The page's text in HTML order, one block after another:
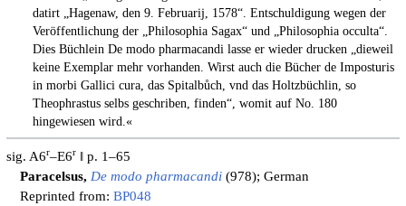
datirt „Hagenaw, den 9. Februarij, 1578“. Entschuldigung wegen der
Veröffentlichung der „Philosophia Sagax“ und „Philosophia occulta“.
Dies Büchlein De modo pharmacandi lasse er wieder drucken „dieweil
keine Exemplar mehr vorhanden. Wirst auch die Bücher de Imposturis
in morbi Gallici cura, das Spitalbůch, vnd das Holtzbüchlin, so
Theophrastus selbs geschriben, finden“, womit auf No. 180
hingewiesen wird.«
sig. A6r–E6r‖ p. 1–65
Paracelsus, De modo pharmacandi (978); German
Reprinted from:BP048